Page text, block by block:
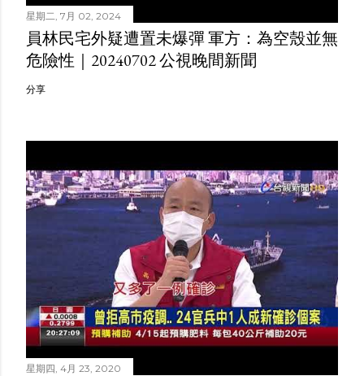
星期二, 7月 02, 2024
員林民宅外疑遭置未爆彈 軍方：為空殼並無
危險性｜20240702 公視晚間新聞
分享
星期四, 4月 23, 2020